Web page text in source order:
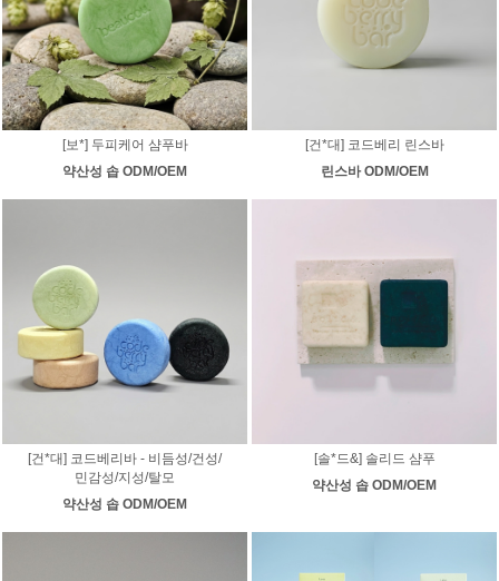
[보*] 두피케어 샴푸바
약산성 솝 ODM/OEM
[건*대] 코드베리 린스바
린스바 ODM/OEM
[건*대] 코드베리바 - 비듬성/건성/
민감성/지성/탈모
약산성 솝 ODM/OEM
[솔*드&] 솔리드 샴푸
약산성 솝 ODM/OEM